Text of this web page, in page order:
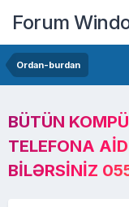
Forum
Ordan-burdan
BÜTÜN
TELEFONA
BILƏRSINIZ